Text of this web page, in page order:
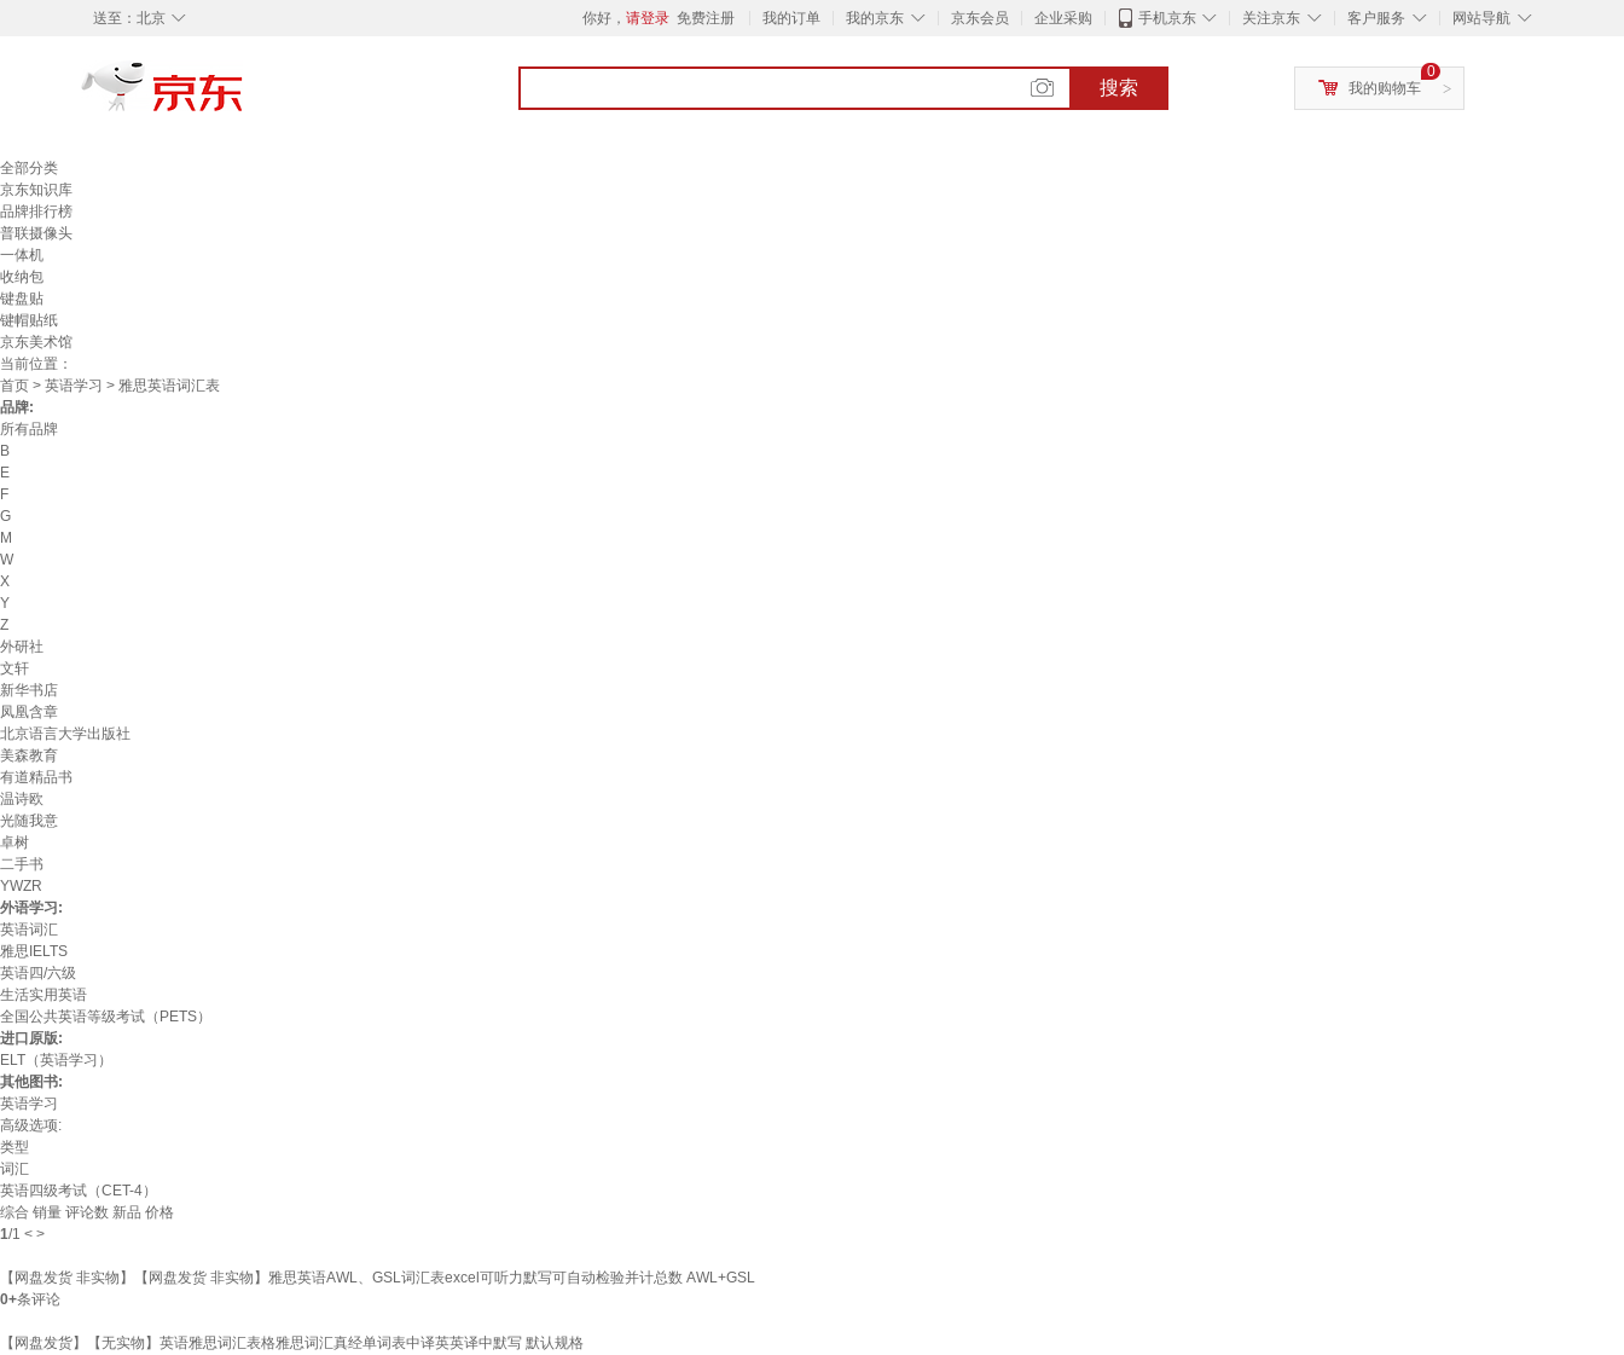
◇
送至： 北京 你好， 请登录 免费注册 我的订单 ◇
我的京东 京东会员 企业采购 ◇
手机京东 ◇
关注京东 ◇
客户服务 ◇
网站导航
搜索 >
0
我的购物车
全部分类
京东知识库
品牌排行榜
普联摄像头
一体机
收纳包
键盘贴
键帽贴纸
京东美术馆
当前位置：
首页 > 英语学习 > 雅思英语词汇表
品牌:
所有品牌
B
E
F
G
M
W
X
Y
Z
外研社
文轩
新华书店
凤凰含章
北京语言大学出版社
美森教育
有道精品书
温诗欧
光随我意
卓树
二手书
YWZR
外语学习:
英语词汇
雅思IELTS
英语四/六级
生活实用英语
全国公共英语等级考试（PETS）
进口原版:
ELT（英语学习）
其他图书:
英语学习
高级选项:
类型
词汇
英语四级考试（CET-4）
综合 销量 评论数 新品 价格
1/1 < >
【网盘发货 非实物】【网盘发货 非实物】雅思英语AWL、GSL词汇表excel可听力默写可自动检验并计总数 AWL+GSL
0+条评论
【网盘发货】【无实物】英语雅思词汇表格雅思词汇真经单词表中译英英译中默写 默认规格